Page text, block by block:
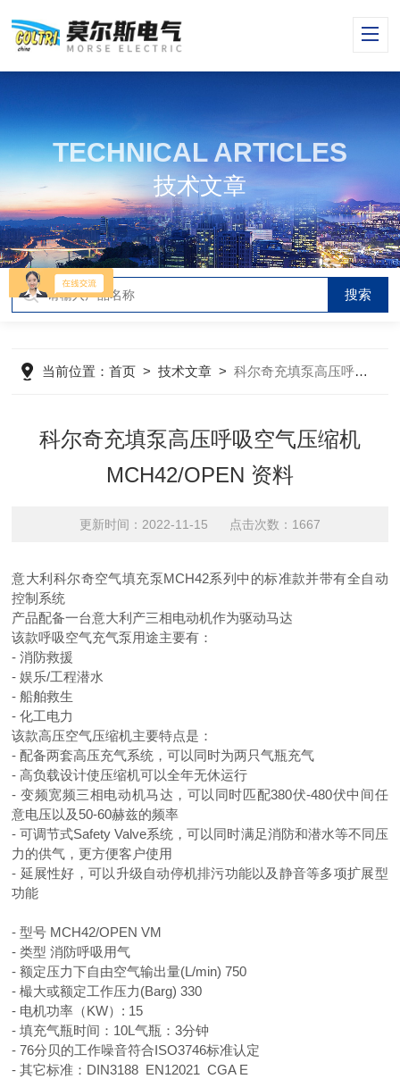
TECHNICAL ARTICLES
技术文章
当前位置：首页 >技术文章 >科尔奇充填泵高压呼吸空气压缩机MCH42/OPEN 资料
科尔奇充填泵高压呼吸空气压缩机
MCH42/OPEN 资料
更新时间：2022-11-15 点击次数：1667
意大利科尔奇空气填充泵MCH42系列中的标准款并带有全自动
控制系统
产品配备一台意大利产三相电动机作为驱动马达
该款呼吸空气充气泵用途主要有：
- 消防救援
-娱乐/工程潜水
-船舶救生
-化工电力
该款高压空气压缩机主要特点是：
-配备两套高压充气系统，可以同时为两只气瓶充气
- 高负载设计使压缩机可以全年无休运行
- 变频宽频三相电动机马达，可以同时匹配380伏-480伏中间任
意电压以及50-60赫兹的频率
- 可调节式Safety Valve系统，可以同时满足消防和潜水等不同压
力的供气，更方便客户使用
- 延展性好，可以升级自动停机排污功能以及静音等多项扩展型
功能
- 型号 MCH42/OPEN VM
- 类型 消防呼吸用气
- 额定压力下自由空气输出量(L/min) 750
- 樶大或额定工作压力(Barg) 330
- 电机功率（KW） : 15
- 填充气瓶时间： 10L气瓶：3分钟
- 76分贝的工作噪音符合ISO3746标准认定
- 其它标准： DIN3188 EN12021 CGA E